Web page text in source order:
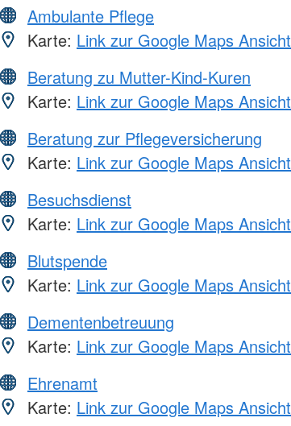
Ambulante Pflege
Karte: Link zur Google Maps Ansicht
Beratung zu Mutter-Kind-Kuren
Karte: Link zur Google Maps Ansicht
Beratung zur Pflegeversicherung
Karte: Link zur Google Maps Ansicht
Besuchsdienst
Karte: Link zur Google Maps Ansicht
Blutspende
Karte: Link zur Google Maps Ansicht
Dementenbetreuung
Karte: Link zur Google Maps Ansicht
Ehrenamt
Karte: Link zur Google Maps Ansicht